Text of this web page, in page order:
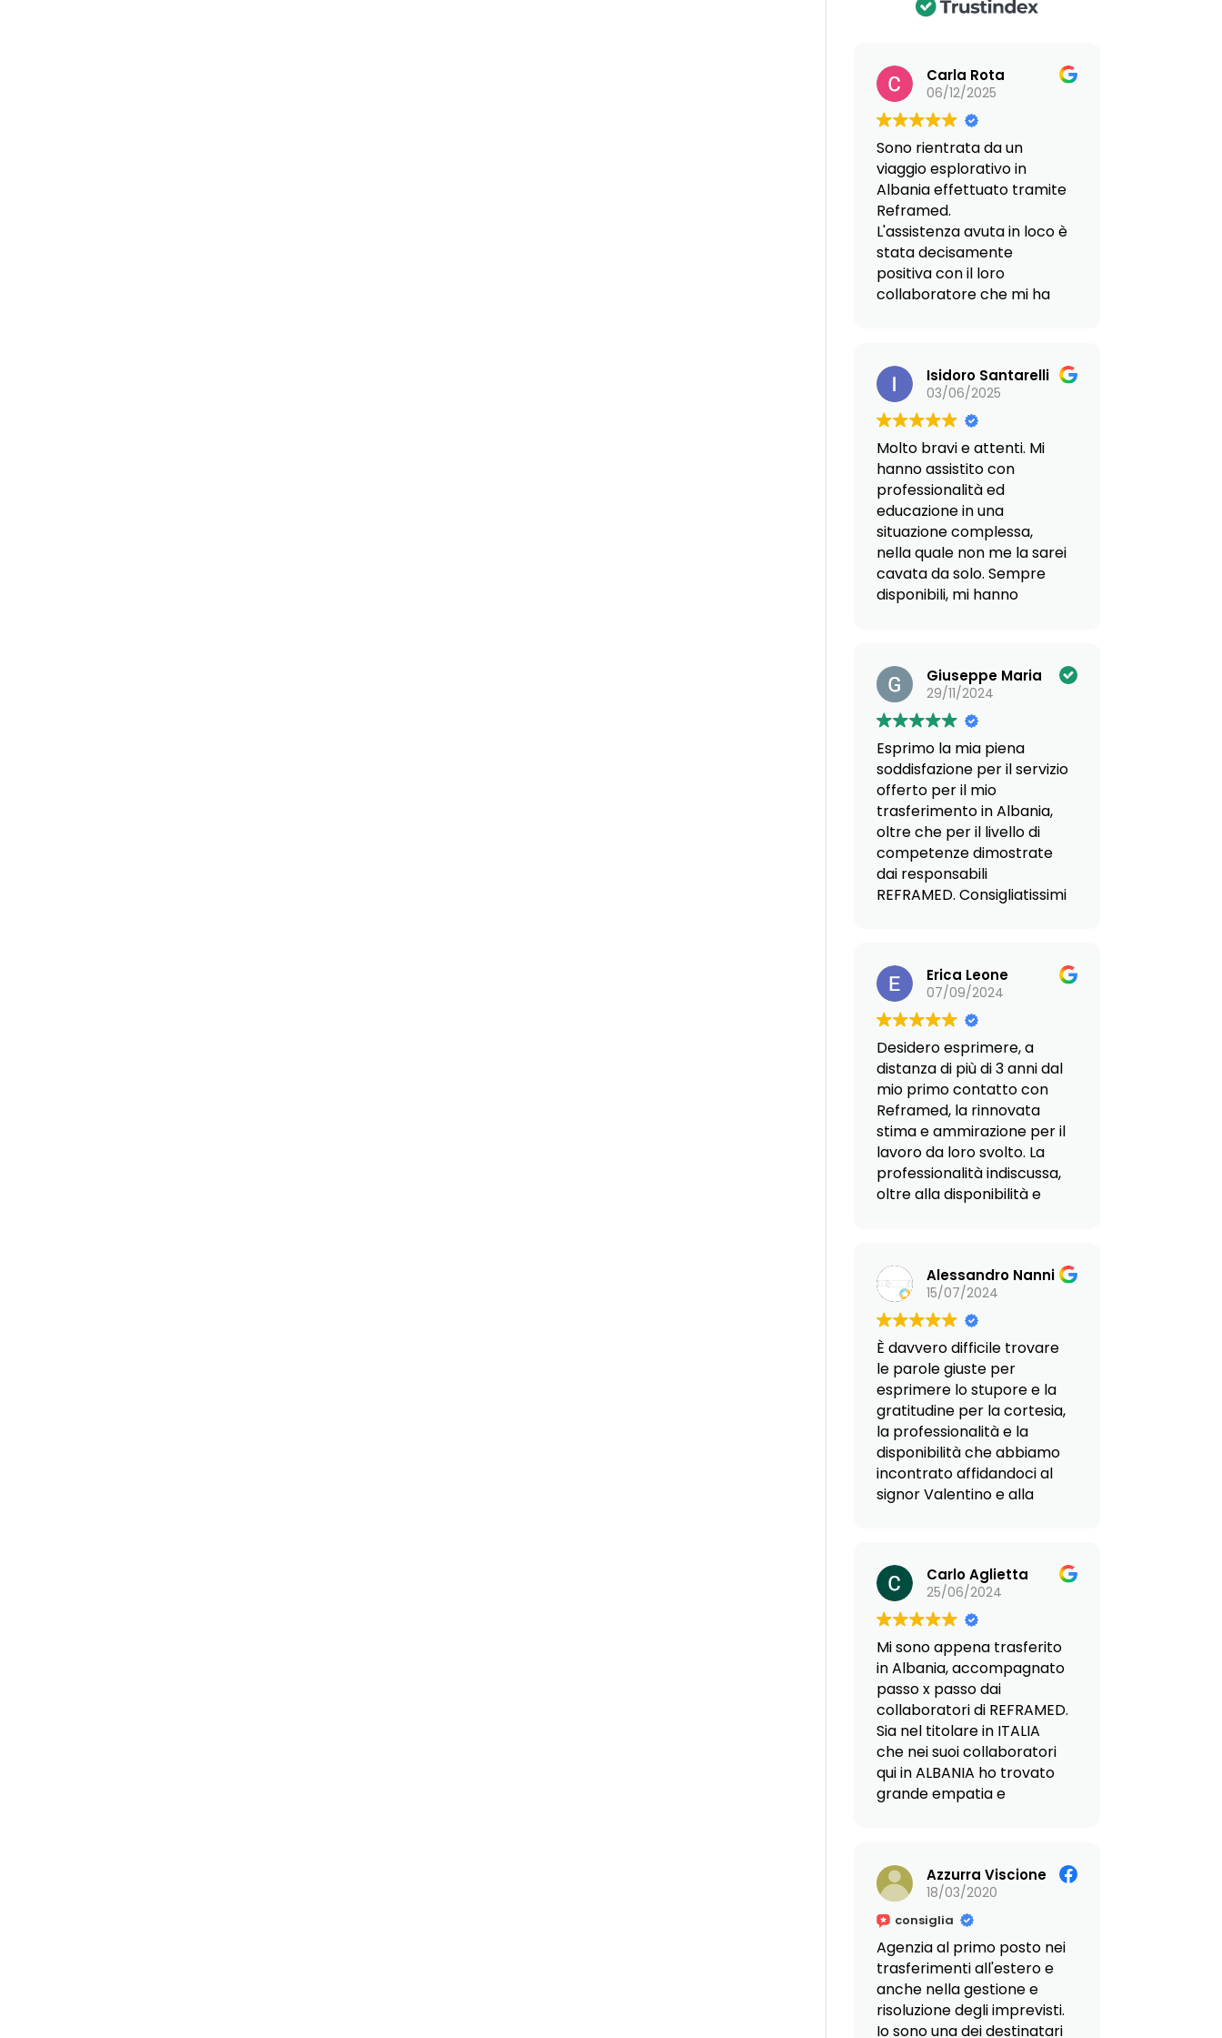
Carla Rota
06/12/2025
Sono rientrata da un
viaggio esplorativo in
Albania effettuato tramite
Reframed.
L'assistenza avuta in loco è
stata decisamente
positiva con il loro
collaboratore che mi ha
Anche nelle persone
dell'Agenzia Immobiliare
che mi hanno proposto
varie soluzioni abitative ho
riscontrato competenza e
serietà.
Sicuramente confermata
l'impostazione che già
avevo rilevato nei vari
colloqui online nonché
nell'incontro presso la loro
sede.
Valentino Coletto.
Carla Rota
Isidoro Santarelli
03/06/2025
Molto bravi e attenti. Mi
hanno assistito con
professionalità ed
educazione in una
situazione complessa,
nella quale non me la sarei
cavata da solo. Sempre
disponibili, mi hanno
Giuseppe Maria
29/11/2024
Esprimo la mia piena
soddisfazione per il servizio
offerto per il mio
trasferimento in Albania,
oltre che per il livello di
competenze dimostrate
dai responsabili
REFRAMED. Consigliatissimi
Erica Leone
07/09/2024
Desidero esprimere, a
distanza di più di 3 anni dal
mio primo contatto con
Reframed, la rinnovata
stima e ammirazione per il
lavoro da loro svolto. La
professionalità indiscussa,
oltre alla disponibilità e
top. Nello specifico, io
partivo da sola per
Hammamet, non sapendo
il francese, e senza alcun
aggancio in loco.
Reframed mi ha
pazientemente indirizzato
e guidato in tutte le fasi
dell’impresa, dalle
complicazioni
burocratiche alle difficoltà
della sistemazione in loco,
persone esperte, gentili e
super disponibili. Grazie
allora al Dott.Valentino,
alle Dott.sse Giovanna ed
Enza. Un forte, affettuoso
abbraccio! Erica.
Alessandro Nanni
15/07/2024
È davvero difficile trovare
le parole giuste per
esprimere lo stupore e la
gratitudine per la cortesia,
la professionalità e la
disponibilità che abbiamo
incontrato affidandoci al
signor Valentino e alla
dedizione straordinaria nel
nostro progetto di
trasferirci in Paraguay,
fornendoci ogni
indicazione utile e
trasformando quello che
sarebbe potuto essere un
complicato trasferimento
dall'altra parte del mondo
in un'esperienza semplice
e priva di stress.
unita a una rete di
collaboratori eccellenti in
loco, ci ha fornito una
sicurezza impareggiabile.
Ma ciò che ci ha colpito
maggiormente è stata la
loro straordinaria
disponibilità e il calore
Carlo Aglietta
25/06/2024
Mi sono appena trasferito
in Albania, accompagnato
passo x passo dai
collaboratori di REFRAMED.
Sia nel titolare in ITALIA
che nei suoi collaboratori
qui in ALBANIA ho trovato
grande empatia e
la ricchezza di soluzioni
propostami durante il mio
viaggio immobiliare. Ora
stanno seguendo per me
le varie pratiche e rilascio
permessi e francamente
mi sento in ottime mani.
Azzurra Viscione
18/03/2020
consiglia
Agenzia al primo posto nei
trasferimenti all'estero e
anche nella gestione e
risoluzione degli imprevisti.
Io sono una dei destinatari